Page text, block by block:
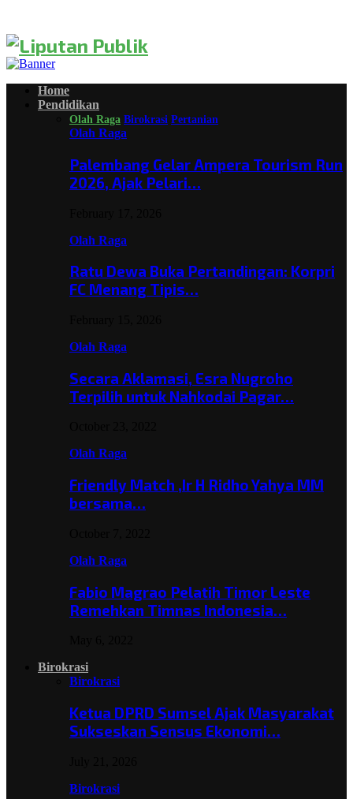
Home
Pendidikan
Olah Raga Birokrasi Pertanian
Olah Raga
Palembang Gelar Ampera Tourism Run
2026, Ajak Pelari…
Olah Raga
Ratu Dewa Buka Pertandingan: Korpri
FC Menang Tipis…
Olah Raga
Secara Aklamasi, Esra Nugroho
Terpilih untuk Nahkodai Pagar…
Olah Raga
Friendly Match ,Ir H Ridho Yahya MM
bersama…
Olah Raga
Fabio Magrao Pelatih Timor Leste
Remehkan Timnas Indonesia…
Birokrasi
Birokrasi
Ketua DPRD Sumsel Ajak Masyarakat
Sukseskan Sensus Ekonomi…
Birokrasi